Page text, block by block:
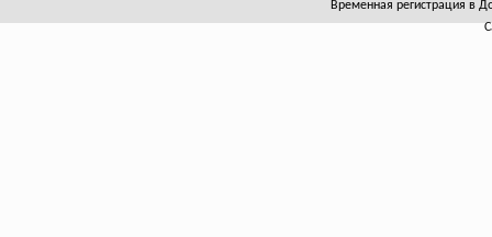
Временная регистрация в